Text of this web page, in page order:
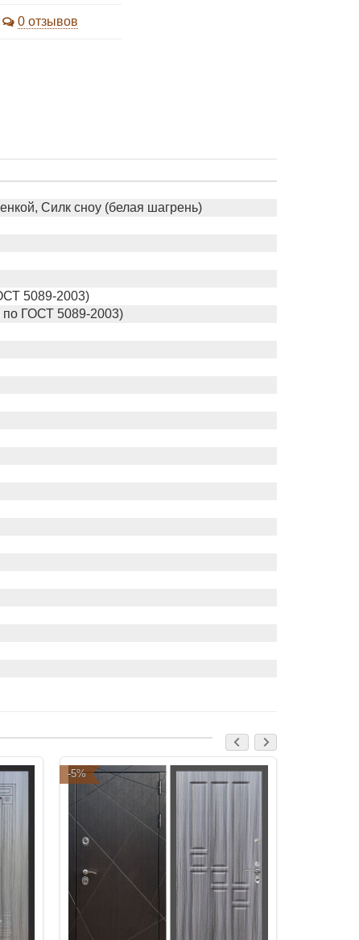
0 отзывов
Силк сноу (белая шагрень)
5089-2003)
по ГОСТ 5089-2003)
-5%